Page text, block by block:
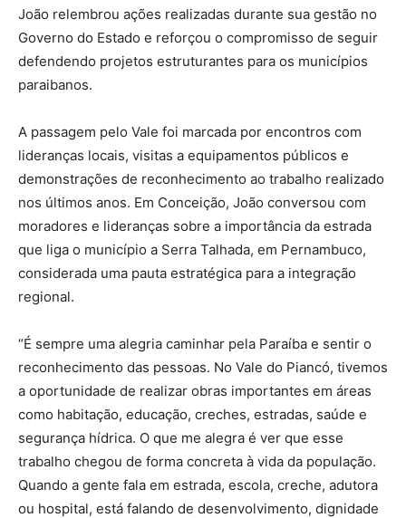
João relembrou ações realizadas durante sua gestão no
Governo do Estado e reforçou o compromisso de seguir
defendendo projetos estruturantes para os municípios
paraibanos.
A passagem pelo Vale foi marcada por encontros com
lideranças locais, visitas a equipamentos públicos e
demonstrações de reconhecimento ao trabalho realizado
nos últimos anos. Em Conceição, João conversou com
moradores e lideranças sobre a importância da estrada
que liga o município a Serra Talhada, em Pernambuco,
considerada uma pauta estratégica para a integração
regional.
“É sempre uma alegria caminhar pela Paraíba e sentir o
reconhecimento das pessoas. No Vale do Piancó, tivemos
a oportunidade de realizar obras importantes em áreas
como habitação, educação, creches, estradas, saúde e
segurança hídrica. O que me alegra é ver que esse
trabalho chegou de forma concreta à vida da população.
Quando a gente fala em estrada, escola, creche, adutora
ou hospital, está falando de desenvolvimento, dignidade